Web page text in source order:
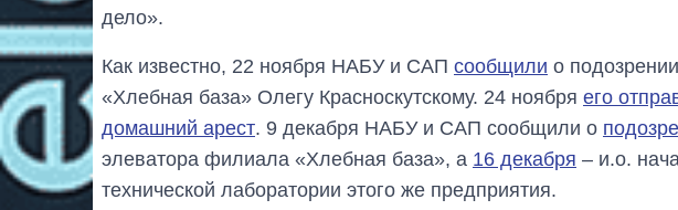
дело».
Как известно, 22 ноября НАБУ и САП сообщили о
«Хлебная база» Олегу Красноскутскому. 24 ноября его
домашний арест. 9 декабря НАБУ и САП сообщили о
элеватора филиала «Хлебная база», а 16 декабря – и.о.
технической лаборатории этого же предприятия.